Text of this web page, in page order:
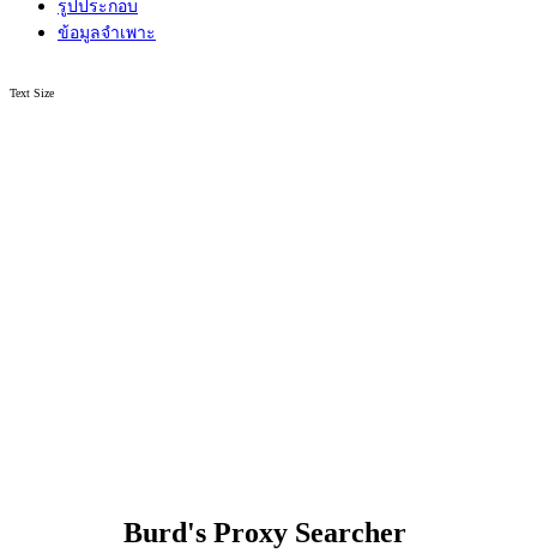
รูปประกอบ
ข้อมูลจำเพาะ
Text Size
Burd's Proxy Searcher